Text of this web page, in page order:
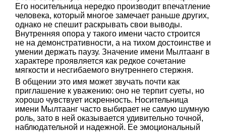
Его носительница нередко производит впечатление
человека, который многое замечает раньше других,
однако не спешит раскрывать свои выводы.
Внутренняя опора у такого имени часто строится
не на демонстративности, а на тихом достоинстве и
умении держать паузу. Значение имени Мылтаанг в
характере проявляется как редкое сочетание
мягкости и несгибаемого внутреннего стержня.
В общении это имя может звучать почти как
приглашение к уважению: оно не терпит суеты, но
хорошо чувствует искренность. Носительница
имени Мылтаанг часто выбирает не самую шумную
роль, зато в ней оказывается удивительно точной,
наблюдательной и надежной. Ее эмоциональный